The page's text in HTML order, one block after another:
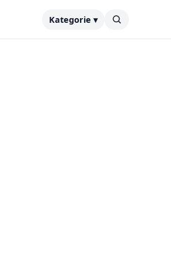
Kategorie ▾